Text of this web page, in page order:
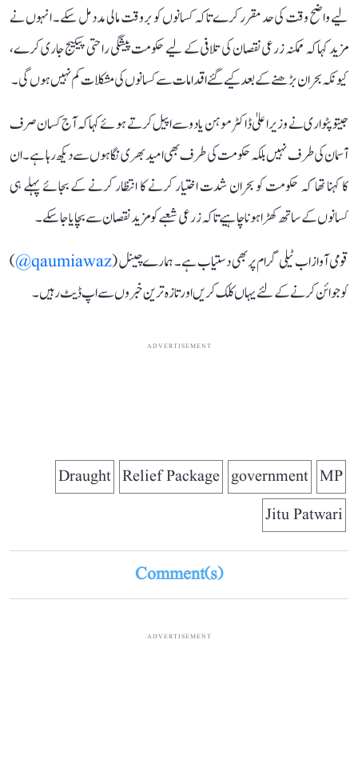
لیے واضح وقت کی حد مقرر کرے تاکہ کسانوں کو بروقت مالی مدد مل سکے۔ انہوں نے
مزید کہا کہ ممکنہ زرعی نقصان کی تلافی کے لیے حکومت پیشگی راحتی پیکیج جاری کرے،
کیونکہ بحران بڑھنے کے بعد کیے گئے اقدامات سے کسانوں کی مشکلات کم نہیں ہوں گی۔
جیتو پٹواری نے وزیر اعلیٰ ڈاکٹر موہن یادو سے اپیل کرتے ہوئے کہا کہ آج کسان صرف
آسمان کی طرف نہیں بلکہ حکومت کی طرف بھی امید بھری نگاہوں سے دیکھ رہا ہے۔ ان
کا کہنا تھا کہ حکومت کو بحران شدت اختیار کرنے کا انتظار کرنے کے بجائے پہلے ہی
کسانوں کے ساتھ کھڑا ہونا چاہیے تاکہ زرعی شعبے کو مزید نقصان سے بچایا جا سکے۔
قومی آواز اب ٹیلی گرام پر بھی دستیاب ہے۔ ہمارے چینل (qaumiawaz@
)
کو جوائن کرنے کے لئے یہاں کلک کریں اور تازہ ترین خبروں سے اپ ڈیٹ رہیں۔
ADVERTISEMENT
MP
government
Relief Package
Draught
Jitu Patwari
Comment(s)
ADVERTISEMENT